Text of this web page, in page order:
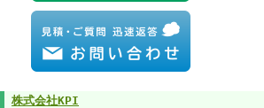
株式会社KPI